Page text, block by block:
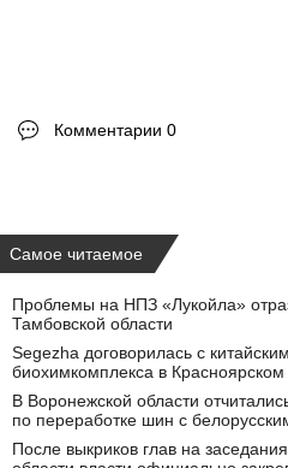
Комментарии 0
Самое читаемое
Проблемы на НПЗ «Лукойла»
Тамбовской области
Segezha договорилась с
биохимкомплекса в Красноярском
В Воронежской области
по переработке шин с
После выкриков глав на